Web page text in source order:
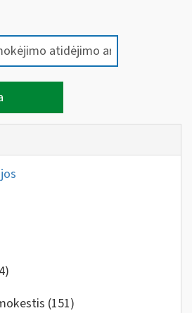
(151)